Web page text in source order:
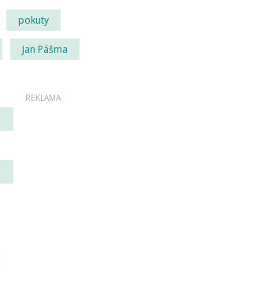
pokuty
Jan Pášma